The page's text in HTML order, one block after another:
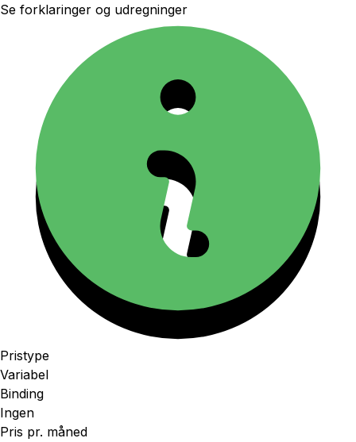
Se forklaringer og udregninger
Pristype
Variabel
Binding
Ingen
Pris pr. måned